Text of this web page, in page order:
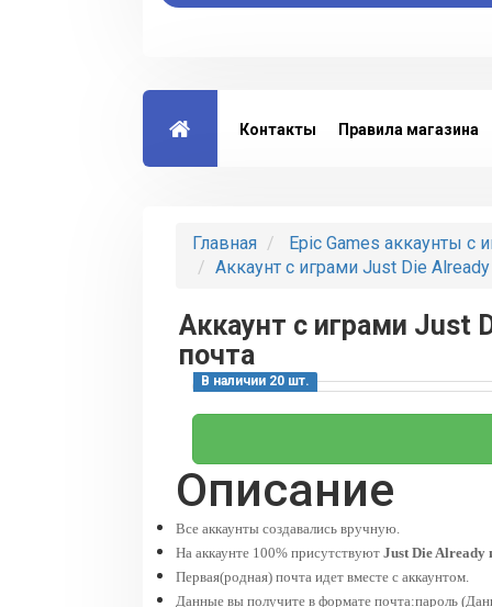
Контакты Правила магазина
Главная
Epic Games аккаунты с
Аккаунт с играми Just Die
Аккаунт с играми Just
почта
В наличии 20 шт.
Описание
Все аккаунты создавались вручную.
На аккаунте 100% присутствуют Just Die Already
Первая(родная) почта идет вместе с аккаунтом.
Данные вы получите в формате почта:пароль